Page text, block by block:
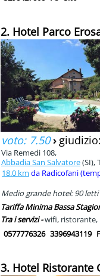
2. Hotel Parco
voto: 7.50›
Via Remedi 108,
Abbadia San Salvatore(SI),
18.0 km da Radicofani
Medio grande hotel: 90 letti
Tariffa Minima Bassa
Tra i servizi -wifi, ristorante,
0577776326 3396943119
3. Hotel Ristorante